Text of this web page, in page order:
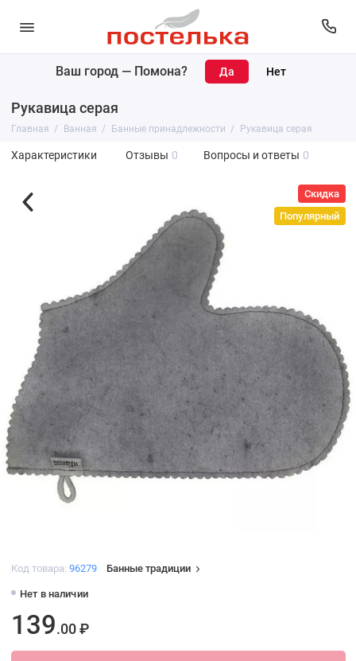
Ваш город — Помона?
Рукавица серая
Главная Ванная Банные принадлежности Рукавица серая
Характеристики Отзывы 0 Вопросы и ответы 0
Скидка
Популярный
Код товара: 96279 Банные традиции
Нет в наличии
139.00 ₽